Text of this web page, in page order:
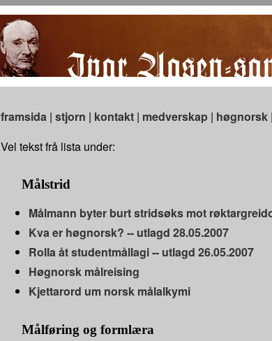
framsida| stjorn | kontakt| medverskap| høgnorsk|
Vel tekst frå lista under:
Målstrid
Målmann byter burt stridsøks mot
Kva er høgnorsk? -- utlagd 28.05.2007
Rolla åt studentmållagi -- utlagd 26.05.2007
Høgnorsk målreising
Kjettarord um norsk målalkymi
Målføring og formlæra